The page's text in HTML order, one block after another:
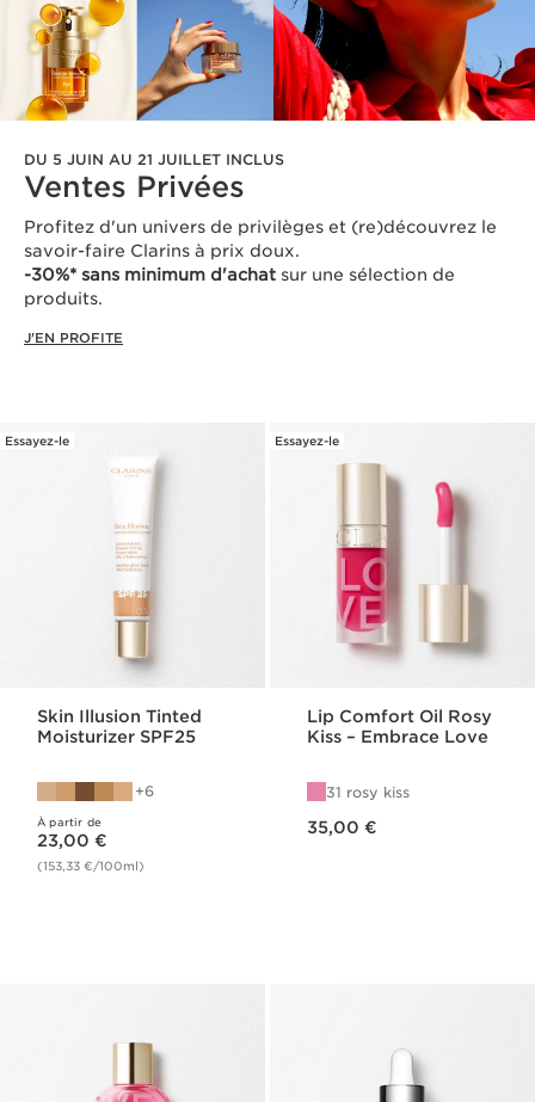
DU 5 JUIN AU 21 JUILLET INCLUS
Ventes Privées
Profitez d'un univers de privilèges et (re)découvrez le
savoir-faire Clarins à prix doux.
-30%* sans minimum d'achat sur une sélection de
produits.
J'EN PROFITE
Essayez-le
Skin Illusion Tinted
Moisturizer SPF25
6
À partir de
Nouveau prix 23,00 €
23,00 €
(153,33 €/100ml)
Essayez-le
Lip Comfort Oil Rosy
Kiss – Embrace Love
31 rosy kiss
35,00 €